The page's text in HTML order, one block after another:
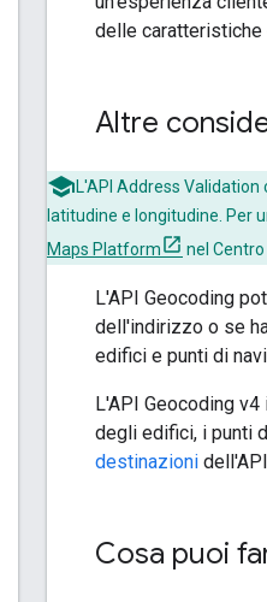
delle
Altre
L'API Address
latitudine e longitudine. Per
Maps Platform
nel
L'API Geocoding
dell'indirizzo o se
edifici e punti di
L'API Geocoding
degli edifici, i punti
destinazioni
Cosa puoi